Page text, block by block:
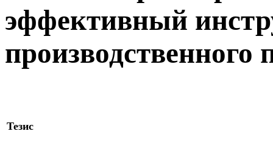
эффективный
производственного
Тезис